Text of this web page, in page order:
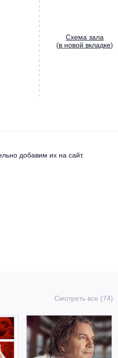
Cхема зала
(в новой вкладке)
добавим их на сайт.
Смотреть все (74)